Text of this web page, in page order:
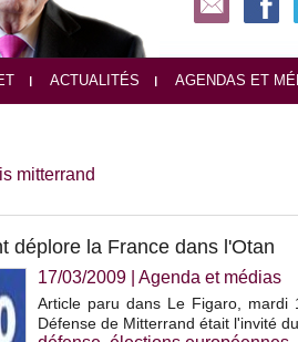
ACTUALITÉS AGENDAS ET
mitterrand
déplore la France dans l'Otan
17/03/2009 Agenda et médias
Article paru dans Le Figaro, mardi
Défense de Mitterrand était l'invité